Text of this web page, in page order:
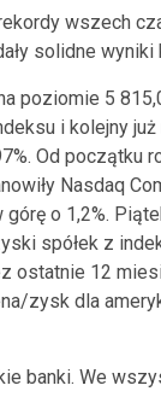
wszech
solidne
poziomie 5
i kolejny
Od początku
Nasdaq
o 1,2%.
spółek z
ostatnie 12
zysk dla
banki. We